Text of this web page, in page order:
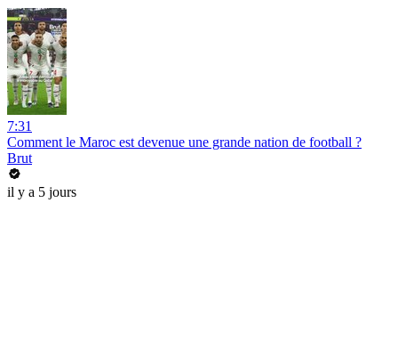
7:31
Comment le Maroc est devenue une grande nation de football ?
Brut
il y a 5 jours